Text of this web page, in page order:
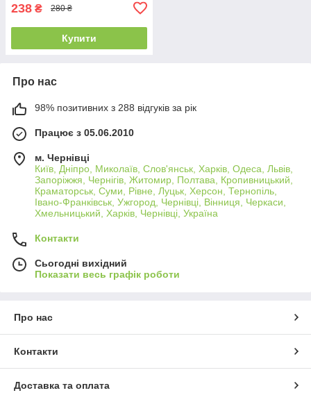
238 ₴ 280 ₴
Купити
Про нас
98% позитивних з 288 відгуків за рік
Працює з 05.06.2010
м. Чернівці
Київ, Дніпро, Миколаїв, Слов'янськ, Харків, Одеса, Львів,
Запоріжжя, Чернігів, Житомир, Полтава, Кропивницький,
Краматорськ, Суми, Рівне, Луцьк, Херсон, Тернопіль,
Івано-Франківськ, Ужгород, Чернівці, Вінниця, Черкаси,
Хмельницький, Харків, Чернівці, Україна
Контакти
Сьогодні вихідний
Показати весь графік роботи
Про нас
Контакти
Доставка та оплата